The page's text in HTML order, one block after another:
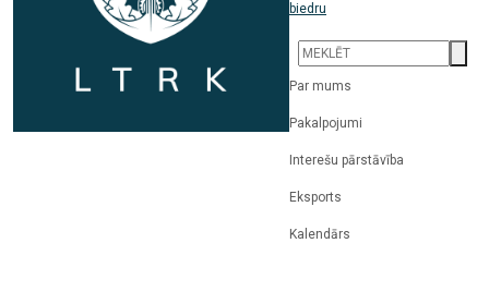
biedru
Par mums
Pakalpojumi
Interešu pārstāvība
Eksports
Kalendārs